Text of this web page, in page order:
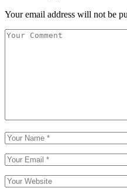
Your email address will not be